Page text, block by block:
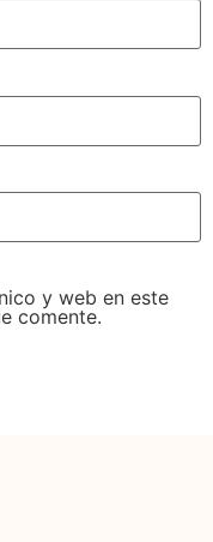
y web en este
comente.